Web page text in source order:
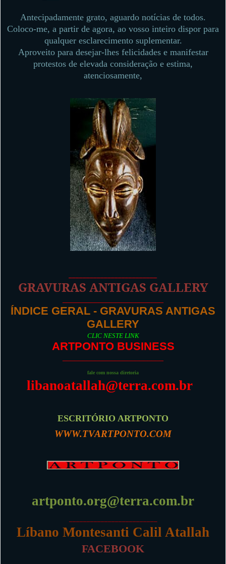
Antecipadamente grato, aguardo notícias de todos.
Coloco-me, a partir de agora, ao vosso inteiro dispor para
qualquer esclarecimento suplementar.
Aproveito para desejar-lhes felicidades e manifestar
protestos de elevada consideração e estima,
atenciosamente,
GRAVURAS ANTIGAS GALLERY
ÍNDICE GERAL - GRAVURAS ANTIGAS
GALLERY
CLIC NESTE LINK
ARTPONTO BUSINESS
fale com nossa diretoria
libanoatallah@terra.com.br
ESCRITÓRIO ARTPONTO
WWW.TVARTPONTO.COM
artponto.org@terra.com.br
Líbano Montesanti Calil Atallah
FACEBOOK